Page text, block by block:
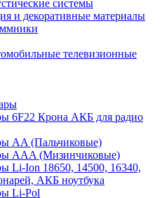
системы
и декоративные материалы
телевизионные
6F22 Крона АКБ для радио
AA (Пальчиковые)
AAA (Мизинчиковые)
Li-Ion 18650, 14500, 16340,
АКБ ноутбука
Li-Pol